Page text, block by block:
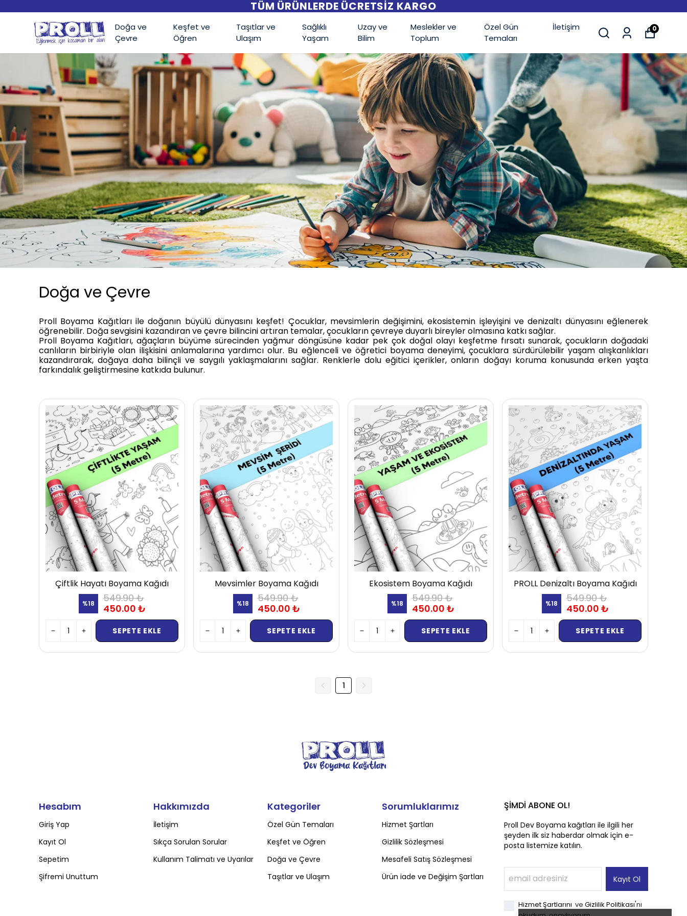
TÜM ÜRÜNLERDE ÜCRETSİZ KARGO
Doğa ve
Çevre
Keşfet ve
Öğren
Taşıtlar ve
Ulaşım
Sağlıklı
Yaşam
Uzay ve
Bilim
Meslekler ve
Toplum
Özel Gün
Temaları
İletişim 0
Doğa ve Çevre
Proll Boyama Kağıtları ile doğanın büyülü dünyasını keşfet! Çocuklar, mevsimlerin değişimini, ekosistemin işleyişini ve denizaltı dünyasını eğlenerek
öğrenebilir. Doğa sevgisini kazandıran ve çevre bilincini artıran temalar, çocukların çevreye duyarlı bireyler olmasına katkı sağlar.
Proll Boyama Kağıtları, ağaçların büyüme sürecinden yağmur döngüsüne kadar pek çok doğal olayı keşfetme fırsatı sunarak, çocukların doğadaki
canlıların birbiriyle olan ilişkisini anlamalarına yardımcı olur. Bu eğlenceli ve öğretici boyama deneyimi, çocuklara sürdürülebilir yaşam alışkanlıkları
kazandırarak, doğaya daha bilinçli ve saygılı yaklaşmalarını sağlar. Renklerle dolu eğitici içerikler, onların doğayı koruma konusunda erken yaşta
farkındalık geliştirmesine katkıda bulunur.
Çiftlik Hayatı Boyama Kağıdı
%18
549.90 ₺
450.00 ₺
SEPETE EKLE
Mevsimler Boyama Kağıdı
%18
549.90 ₺
450.00 ₺
SEPETE EKLE
Ekosistem Boyama Kağıdı
%18
549.90 ₺
450.00 ₺
SEPETE EKLE
PROLL Denizaltı Boyama Kağıdı
%18
549.90 ₺
450.00 ₺
SEPETE EKLE
1
Hesabım
Giriş Yap
Kayıt Ol
Sepetim
Şifremi Unuttum
Hakkımızda
İletişim
Sıkça Sorulan Sorular
Kullanım Talimatı ve Uyarılar
Kategoriler
Özel Gün Temaları
Keşfet ve Öğren
Doğa ve Çevre
Taşıtlar ve Ulaşım
Sorumluklarımız
Hizmet Şartları
Gizlilik Sözleşmesi
Mesafeli Satış Sözleşmesi
Ürün iade ve Değişim Şartları
ŞİMDİ ABONE OL!
Proll Dev Boyama kağıtları ile ilgili her
şeyden ilk siz haberdar olmak için e-
posta listemize katılın.
Kayıt Ol
Hizmet Şartlarını ve Gizlilik Politikası'nı